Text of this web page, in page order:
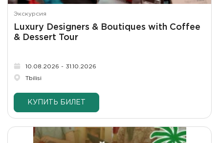
Экскурсия
Luxury Designers & Boutiques with Coffee
& Dessert Tour
10.08.2026 - 31.10.2026
Tbilisi
КУПИТЬ БИЛЕТ